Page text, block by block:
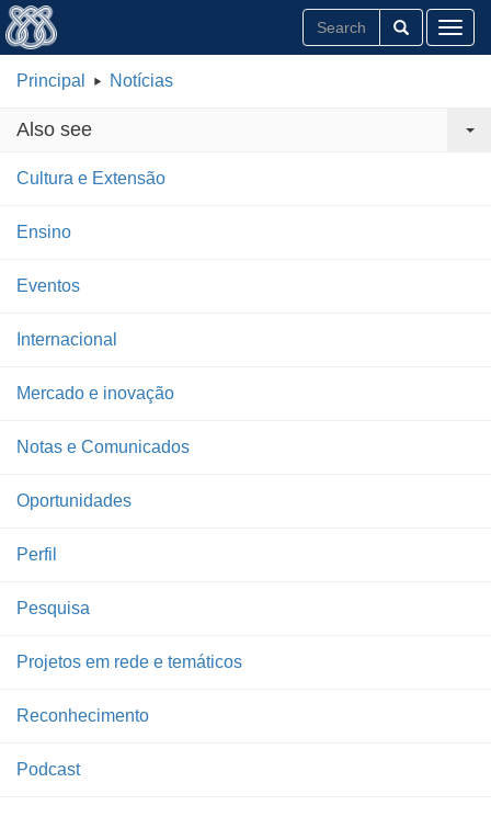
Principal Notícias
Also see
Cultura e Extensão
Ensino
Eventos
Internacional
Mercado e inovação
Notas e Comunicados
Oportunidades
Perfil
Pesquisa
Projetos em rede e temáticos
Reconhecimento
Podcast